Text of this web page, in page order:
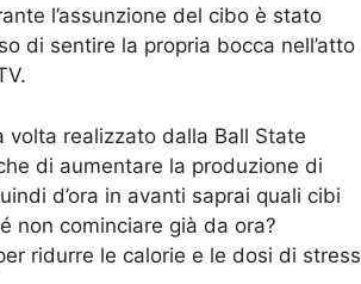
l’assunzione del cibo è stato
di sentire la propria bocca nell’atto
realizzato dalla Ball State
di aumentare la produzione di
d’ora in avanti saprai quali cibi
non cominciare già da ora?
ridurre le calorie e le dosi di stress